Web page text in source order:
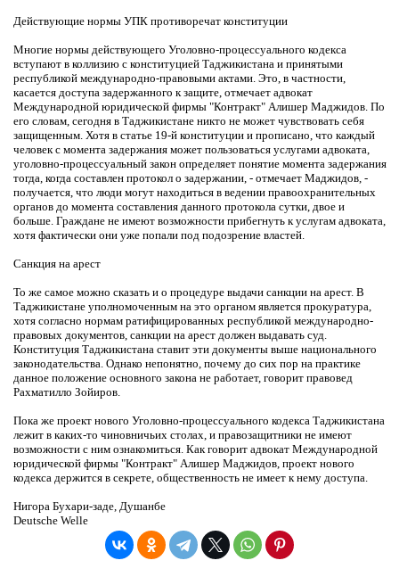
Действующие нормы УПК противоречат конституции
Многие нормы действующего Уголовно-процессуального кодекса
вступают в коллизию с конституцией Таджикистана и принятыми
республикой международно-правовыми актами. Это, в частности,
касается доступа задержанного к защите, отмечает адвокат
Международной юридической фирмы "Контракт" Алишер Маджидов. По
его словам, сегодня в Таджикистане никто не может чувствовать себя
защищенным. Хотя в статье 19-й конституции и прописано, что каждый
человек с момента задержания может пользоваться услугами адвоката,
уголовно-процессуальный закон определяет понятие момента задержания
тогда, когда составлен протокол о задержании, - отмечает Маджидов, -
получается, что люди могут находиться в ведении правоохранительных
органов до момента составления данного протокола сутки, двое и
больше. Граждане не имеют возможности прибегнуть к услугам адвоката,
хотя фактически они уже попали под подозрение властей.
Санкция на арест
То же самое можно сказать и о процедуре выдачи санкции на арест. В
Таджикистане уполномоченным на это органом является прокуратура,
хотя согласно нормам ратифицированных республикой международно-
правовых документов, санкции на арест должен выдавать суд.
Конституция Таджикистана ставит эти документы выше национального
законодательства. Однако непонятно, почему до сих пор на практике
данное положение основного закона не работает, говорит правовед
Рахматилло Зойиров.
Пока же проект нового Уголовно-процессуального кодекса Таджикистана
лежит в каких-то чиновничьих столах, и правозащитники не имеют
возможности с ним ознакомиться. Как говорит адвокат Международной
юридической фирмы "Контракт" Алишер Маджидов, проект нового
кодекса держится в секрете, общественность не имеет к нему доступа.
Нигора Бухари-заде, Душанбе
Deutsche Welle